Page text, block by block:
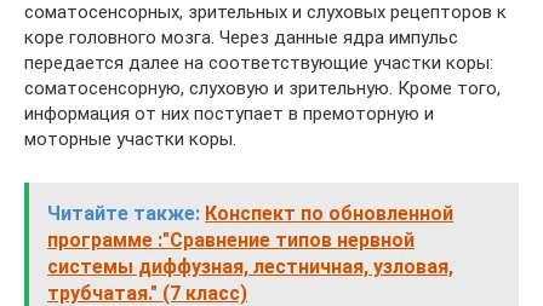
соматосенсорных, зрительных и слуховых рецепторов к
коре головного мозга. Через данные ядра импульс
передается далее на соответствующие участки коры:
соматосенсорную, слуховую и зрительную. Кроме того,
информация от них поступает в премоторную и
моторные участки коры.
Читайте также: Конспект по обновленной
программе :"Сравнение типов нервной
системы диффузная, лестничная, узловая,
трубчатая." (7 класс)